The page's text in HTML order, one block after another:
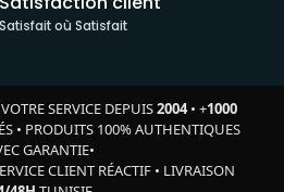
Satisfait où Satisfait
SERVICE DEPUIS2004• +1000
• PRODUITS 100% AUTHENTIQUES
GARANTIE•
CLIENT RÉACTIF • LIVRAISON